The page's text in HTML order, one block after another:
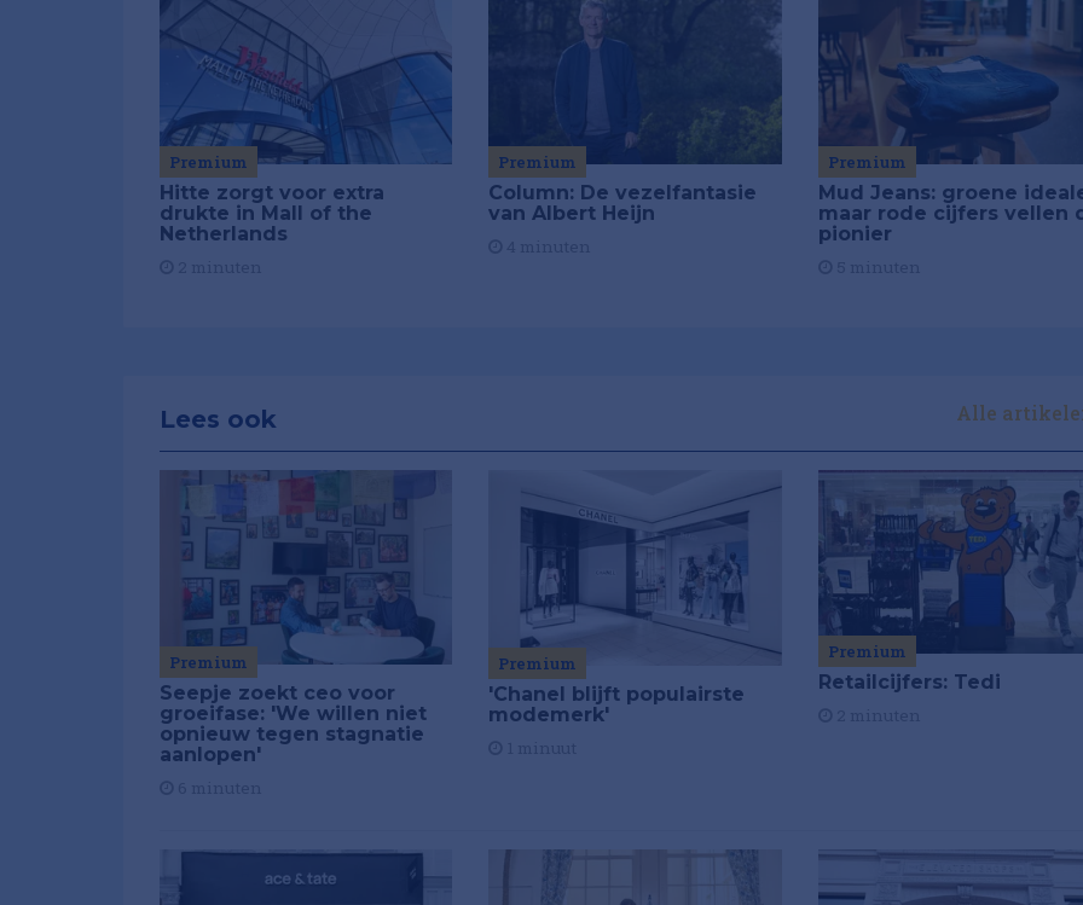
Premium
Hitte zorgt voor extra
drukte in Mall of the
Netherlands
Premium
Column: De vezelfantasie
van Albert Heijn
Premium
Mud Jeans: groene
maar rode cijfers vellen
pionier
Lees ook Alle
Premium
Seepje zoekt ceo voor
groeifase: 'We willen niet
opnieuw tegen stagnatie
aanlopen'
Premium
'Chanel blijft populairste
modemerk'
Premium
Retailcijfers: Tedi